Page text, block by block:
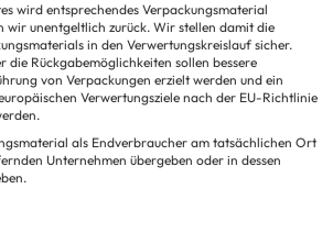
wird entsprechendes Verpackungsmaterial
wir unentgeltlich zurück. Wir stellen damit die
in den Verwertungskreislauf sicher.
die Rückgabemöglichkeiten sollen bessere
von Verpackungen erzielt werden und ein
Verwertungsziele nach der EU-Richtlinie
als Endverbraucher am tatsächlichen Ort
Unternehmen übergeben oder in dessen